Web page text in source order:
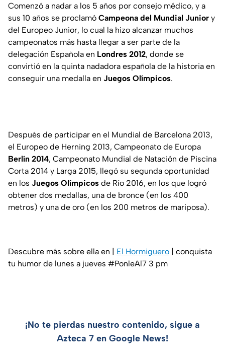
Comenzó a nadar a los 5 años por consejo médico, y a
sus 10 años se proclamó Campeona del Mundial Junior y
del Europeo Junior, lo cual la hizo alcanzar muchos
campeonatos más hasta llegar a ser parte de la
delegación Española en Londres 2012, donde se
convirtió en la quinta nadadora española de la historia en
conseguir una medalla en Juegos Olímpicos.
Después de participar en el Mundial de Barcelona 2013,
el Europeo de Herning 2013, Campeonato de Europa
Berlín 2014, Campeonato Mundial de Natación de Piscina
Corta 2014 y Larga 2015, llegó su segunda oportunidad
en los Juegos Olímpicos de Río 2016, en los que logró
obtener dos medallas, una de bronce (en los 400
metros) y una de oro (en los 200 metros de mariposa).
Descubre más sobre ella en | El Hormiguero | conquista
tu humor de lunes a jueves #PonleAl7 3 pm
¡No te pierdas nuestro contenido, sigue a
Azteca 7 en Google News!